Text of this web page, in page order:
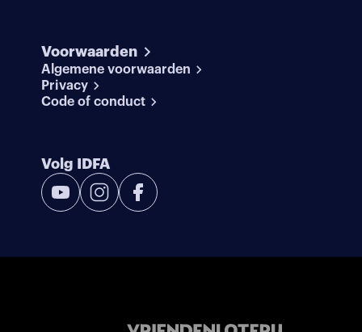
Voorwaarden
Algemene voorwaarden
Privacy
Code of conduct
Volg IDFA